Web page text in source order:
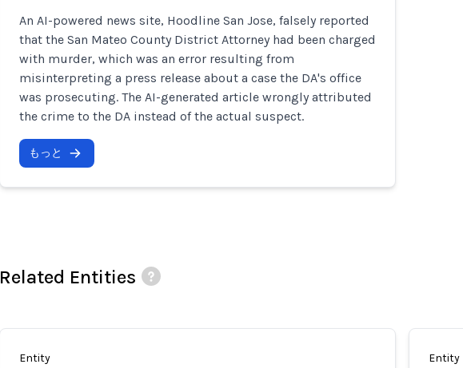
An AI-powered news site, Hoodline San Jose, falsely reported
that the San Mateo County District Attorney had been charged
with murder, which was an error resulting from
misinterpreting a press release about a case the DA's office
was prosecuting. The AI-generated article wrongly attributed
the crime to the DA instead of the actual suspect.
もっと
Related Entities
Entity Entity